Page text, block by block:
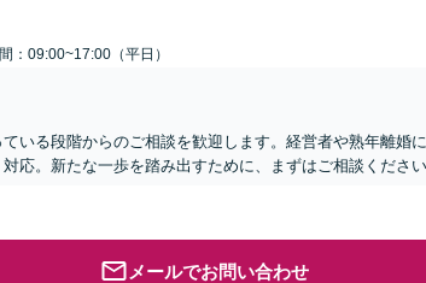
：09:00~17:00（平日）
いる段階からのご相談を歓迎します。経営者や熟年離婚
応。新たな一歩を踏み出すために、まずはご相談ください
メールでお問い合わせ